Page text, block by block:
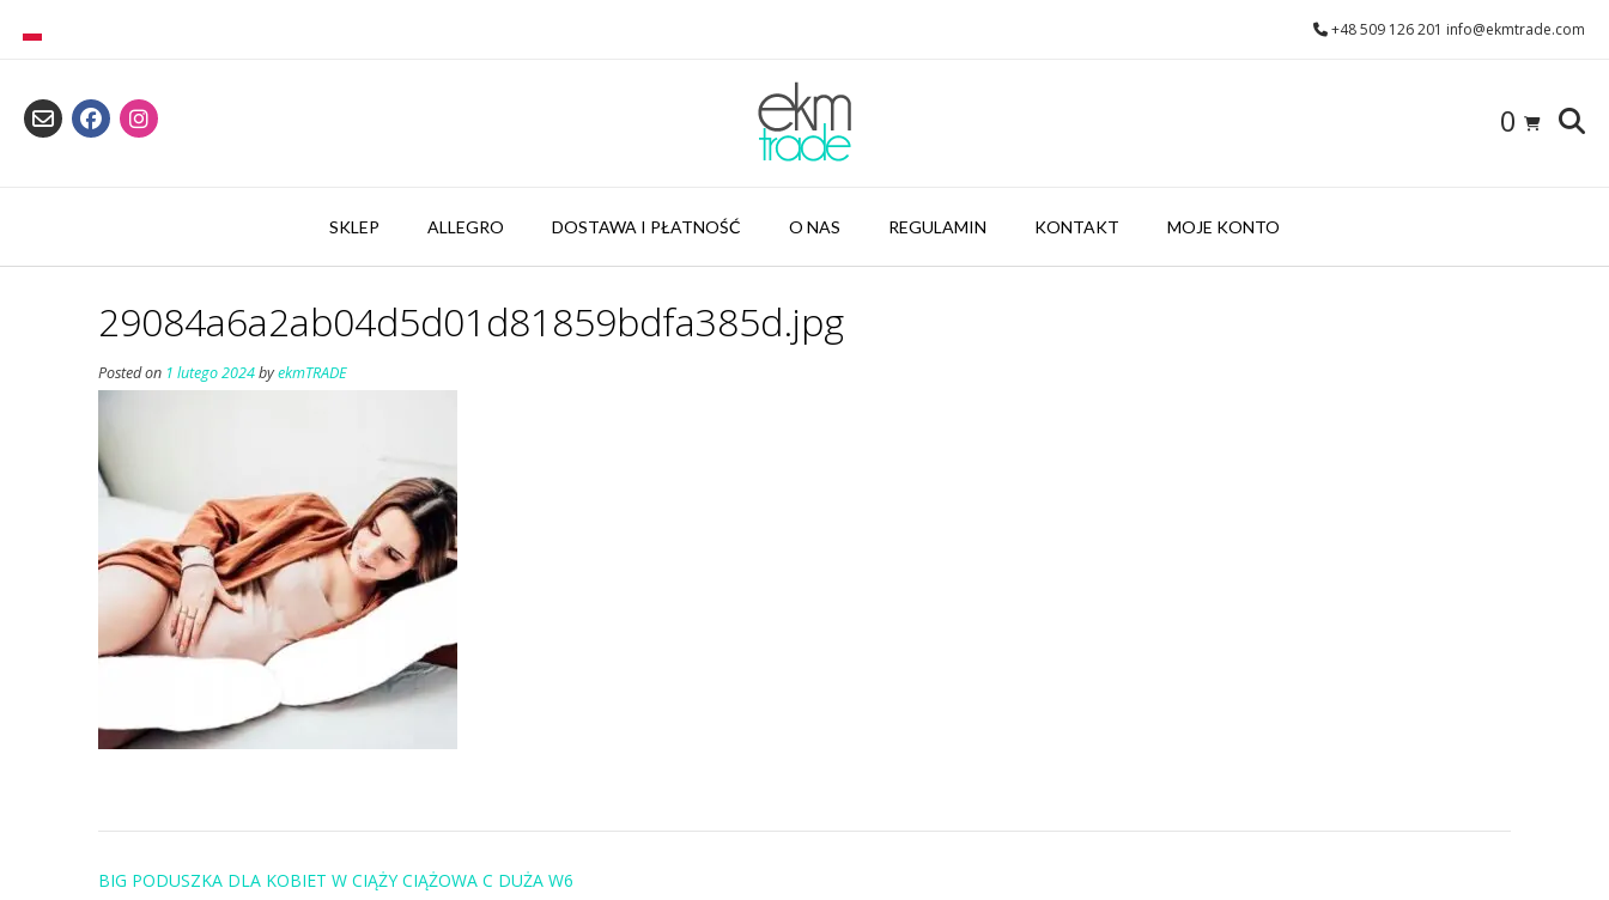
+48 509 126 201 info@ekmtrade.com
0
SKLEP ALLEGRO DOSTAWA I PŁATNOŚĆ O NAS REGULAMIN KONTAKT MOJE KONTO
29084a6a2ab04d5d01d81859bdfa385d.jpg
Posted on 1 lutego 2024byekmTRADE
Post
BIG PODUSZKA DLA KOBIET W CIĄŻY CIĄŻOWA C DUŻA W6